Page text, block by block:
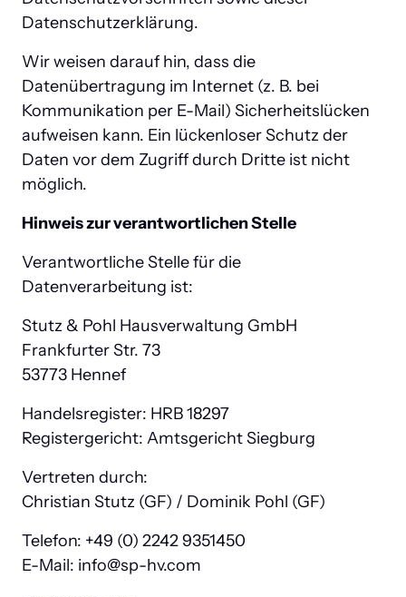
Datenschutzerklärung.
Wir weisen darauf hin, dass die
Datenübertragung im Internet (z. B. bei
Kommunikation per E-Mail) Sicherheitslücken
aufweisen kann. Ein lückenloser Schutz der
Daten vor dem Zugriff durch Dritte ist nicht
möglich.
Hinweis zur verantwortlichen Stelle
Verantwortliche Stelle für die
Datenverarbeitung ist:
Stutz & Pohl Hausverwaltung GmbH
Frankfurter Str. 73
53773 Hennef
Handelsregister: HRB 18297
Registergericht: Amtsgericht Siegburg
Vertreten durch:
Christian Stutz (GF) / Dominik Pohl (GF)
Telefon: +49 (0) 2242 9351450
E-Mail: info@sp-hv.com